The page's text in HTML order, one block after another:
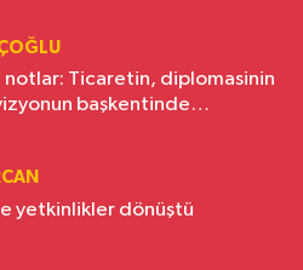
notlar: Ticaretin, diplomasinin
başkentinde
yetkinlikler dönüştü